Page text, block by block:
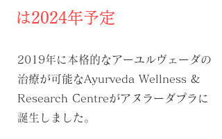
は2024年予定
2019年に本格的なアーユルヴェーダの
治療が可能なAyurveda Wellness &
Research Centreがアヌラーダプラに
誕生しました。